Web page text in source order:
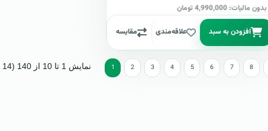
بدون مالیات: 4,990,000 تومان
افزودن به سبد علاقه‌مندی مقایسه
1 2 3 4 5 6 7 8 نمایش 1 تا 10 از 140 (14 صفحه)